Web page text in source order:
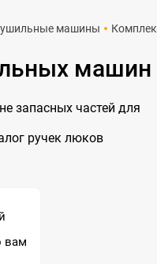
машины
машин
запасных частей для
ручек люков
вам